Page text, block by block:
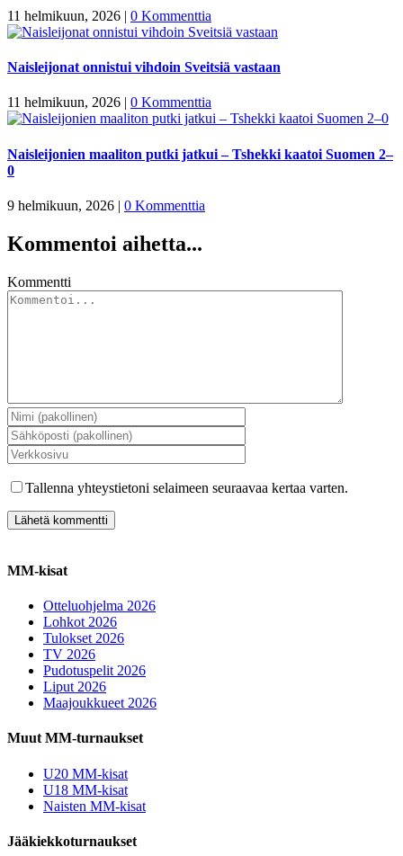
11 helmikuun, 2026 | 0 Kommenttia
Naisleijonat onnistui vihdoin Sveitsiä vastaan
11 helmikuun, 2026 | 0 Kommenttia
Naisleijonien maaliton putki jatkui – Tshekki kaatoi Suomen 2–
0
9 helmikuun, 2026 | 0 Kommenttia
Kommentoi aihetta...
Kommentti
Tallenna yhteystietoni selaimeen seuraavaa kertaa varten.
MM-kisat
Otteluohjelma 2026
Lohkot 2026
Tulokset 2026
TV 2026
Pudotuspelit 2026
Liput 2026
Maajoukkueet 2026
Muut MM-turnaukset
U20 MM-kisat
U18 MM-kisat
Naisten MM-kisat
Jääkiekkoturnaukset